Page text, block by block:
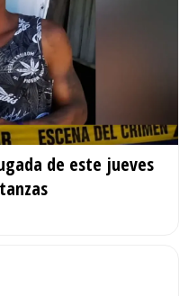
de este jueves